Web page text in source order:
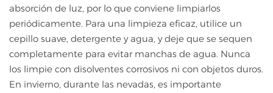
absorción de luz, por lo que conviene limpiarlos
periódicamente. Para una limpieza eficaz, utilice un
cepillo suave, detergente y agua, y deje que se sequen
completamente para evitar manchas de agua. Nunca
los limpie con disolventes corrosivos ni con objetos duros.
En invierno, durante las nevadas, es importante